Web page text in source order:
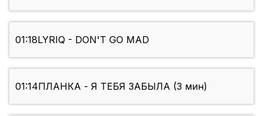
01:18LYRIQ - DON'T GO MAD
01:14ПЛАНКА - Я ТЕБЯ ЗАБЫЛА (3 мин)